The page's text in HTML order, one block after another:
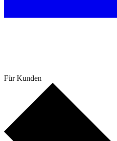
Für Kunden